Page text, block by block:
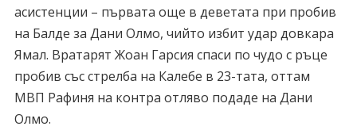
асистенции – първата още в деветата при пробив
на Балде за Дани Олмо, чийто избит удар довкара
Ямал. Вратарят Жоан Гарсия спаси по чудо с ръце
пробив със стрелба на Калебе в 23-тата, оттам
МВП Рафиня на контра отляво подаде на Дани
Олмо.